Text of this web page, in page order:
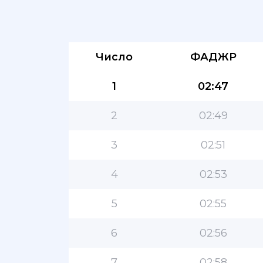
Число ФАДЖР
1 02:47
2 02:49
3 02:51
4 02:53
5 02:55
6 02:56